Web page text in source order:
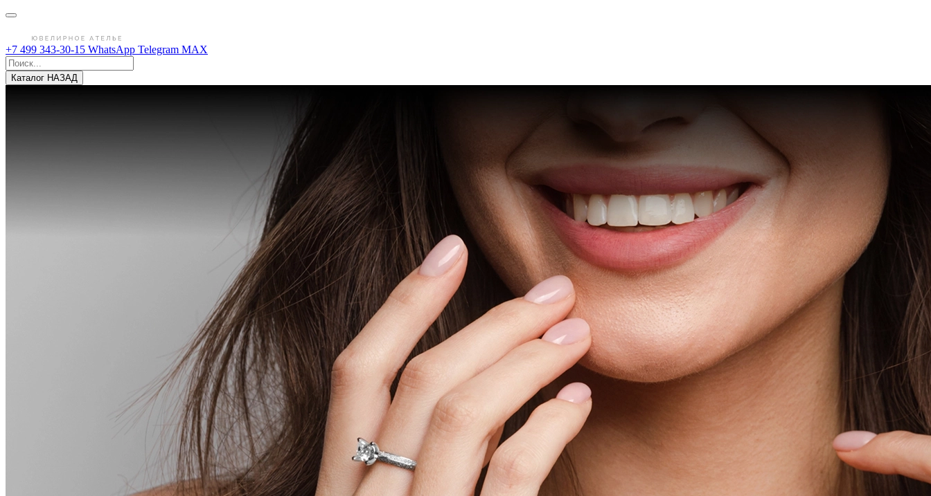
+7 499 343-30-15 WhatsApp Telegram MAX
Каталог НАЗАД